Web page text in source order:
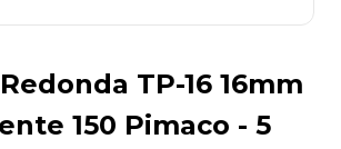
TP-16 16mm
150 Pimaco - 5